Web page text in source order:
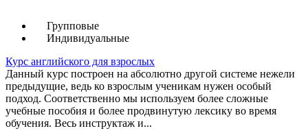
Групповые
Индивидуальные
Курс английского для взрослых
Данный курс построен на абсолютно другой системе нежели
предыдущие, ведь ко взрослым ученикам нужен особый
подход. Соответственно мы используем более сложные
учебные пособия и более продвинутую лексику во время
обучения. Весь инструктаж и...